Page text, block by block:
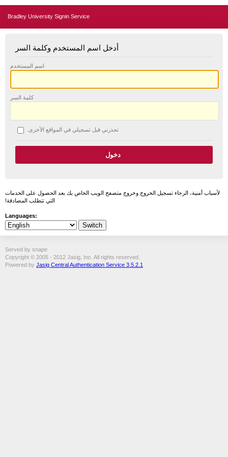
Bradley University Signin Service
أدخل اسم المستخدم وكلمة السر
اسم المستخدم
كلمة السر
تحذرني قبل تسجيلي في المواقع الأخرى.
لأسباب أمنية، الرجاء تسجيل الخروج وخروج متصفح الويب الخاص بك بعد الحصول على الخدمات
التي تتطلب المصادقة!
Languages:
Served by snape
Copyright © 2005 - 2012 Jasig, Inc. All rights reserved.
Powered by Jasig Central Authentication Service 3.5.2.1